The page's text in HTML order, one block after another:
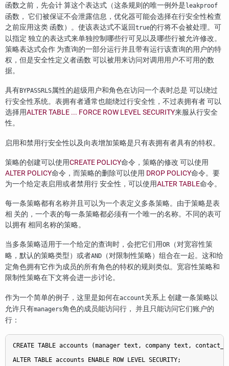
函数之前，先会计 算这个表达式（这条规则的唯一例外是 leakproof
函数， 它们被保证不会泄露信息，优化器可能会选择在行安全性检查
之前应用这类 函数）。使该表达式不返回true的行将不会被处理。可
以指定 独立的表达式来单独控制哪些行可见以及哪些行被允许修改。
策略表达式会作 为查询的一部分运行并且带有运行该查询的用户的特
权，但是安全性定义者函数 可以被用来访问对调用用户不可用的数
据。
具有BYPASSRLS属性的超级用户和角色在访问一个表时总是 可以绕过
行安全性系统。表拥有者通常也能绕过行安全性，不过表拥有者 可以
选择用ALTER TABLE ... FORCE ROW LEVEL SECURITY来服从行安全
性。
启用和禁用行安全性以及向表增加策略是只有表拥有者具有的特权。
策略的创建可以使用CREATE POLICY命令，策略的修改 可以使用
ALTER POLICY命令，而策略的删除可以使用 DROP POLICY命令。要
为一个给定表启用或者禁用行 安全性，可以使用ALTER TABLE命令。
每一条策略都有名称并且可以为一个表定义多条策略。由于策略是表
相 关的，一个表的每一条策略都必须有一个唯一的名称。不同的表可
以拥有 相同名称的策略。
当多条策略适用于一个给定的查询时，会把它们用OR
（对宽容性策
略，默认的策略类型）或者AND
（对限制性策略）组合在一起。这和给
定角色拥有它作为成员的所有角色的特权的规则类似。宽容性策略和
限制性策略在下文将会进一步讨论。
作为一个简单的例子，这里是如何在account关系上 创建一条策略以
允许只有managers角色的成员能访问行， 并且只能访问它们账户的
行：
CREATE TABLE accounts (manager text, company text,
ALTER TABLE accounts ENABLE ROW LEVEL SECURITY;